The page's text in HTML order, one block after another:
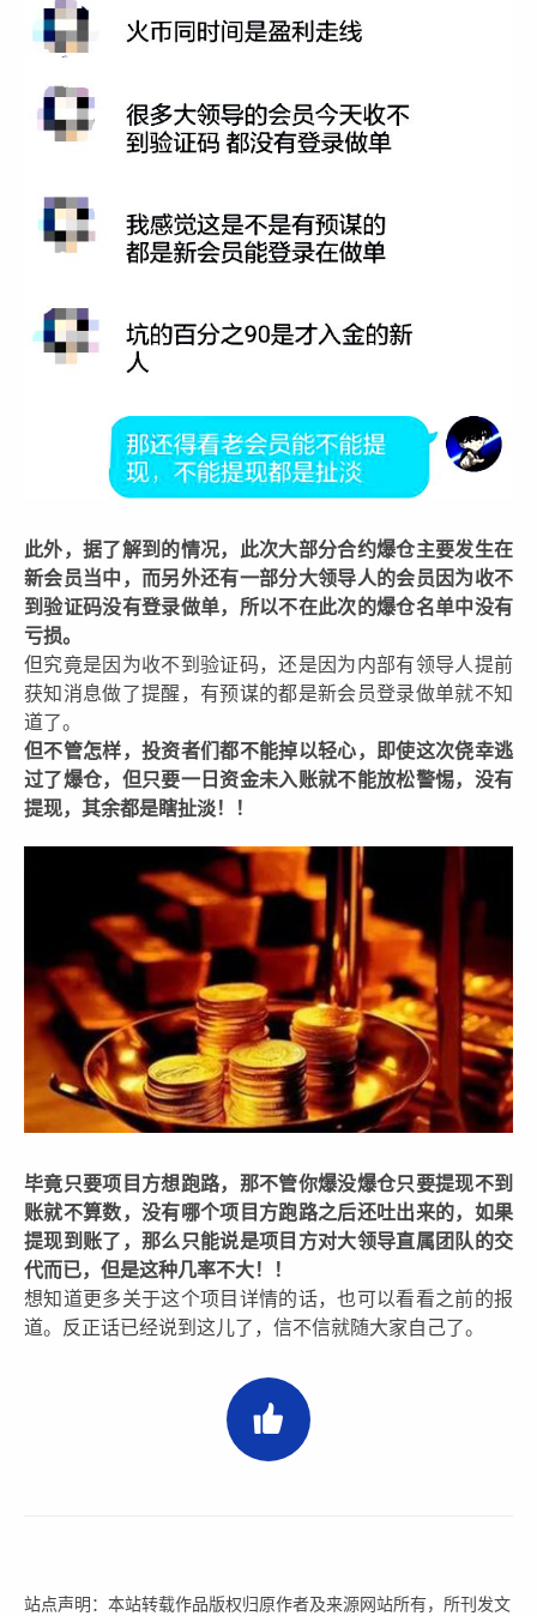
此外，据了解到的情况，此次大部分合约爆仓主要发生在
新会员当中，而另外还有一部分大领导人的会员因为收不
到验证码没有登录做单，所以不在此次的爆仓名单中没有
亏损。
但究竟是因为收不到验证码，还是因为内部有领导人提前
获知消息做了提醒，有预谋的都是新会员登录做单就不知
道了。
但不管怎样，投资者们都不能掉以轻心，即使这次侥幸逃
过了爆仓，但只要一日资金未入账就不能放松警惕，没有
提现，其余都是瞎扯淡！！
毕竟只要项目方想跑路，那不管你爆没爆仓只要提现不到
账就不算数，没有哪个项目方跑路之后还吐出来的，如果
提现到账了，那么只能说是项目方对大领导直属团队的交
代而已，但是这种几率不大！！
想知道更多关于这个项目详情的话，也可以看看之前的报
道。反正话已经说到这儿了，信不信就随大家自己了。
站点声明：本站转载作品版权归原作者及来源网站所有，所刊发文